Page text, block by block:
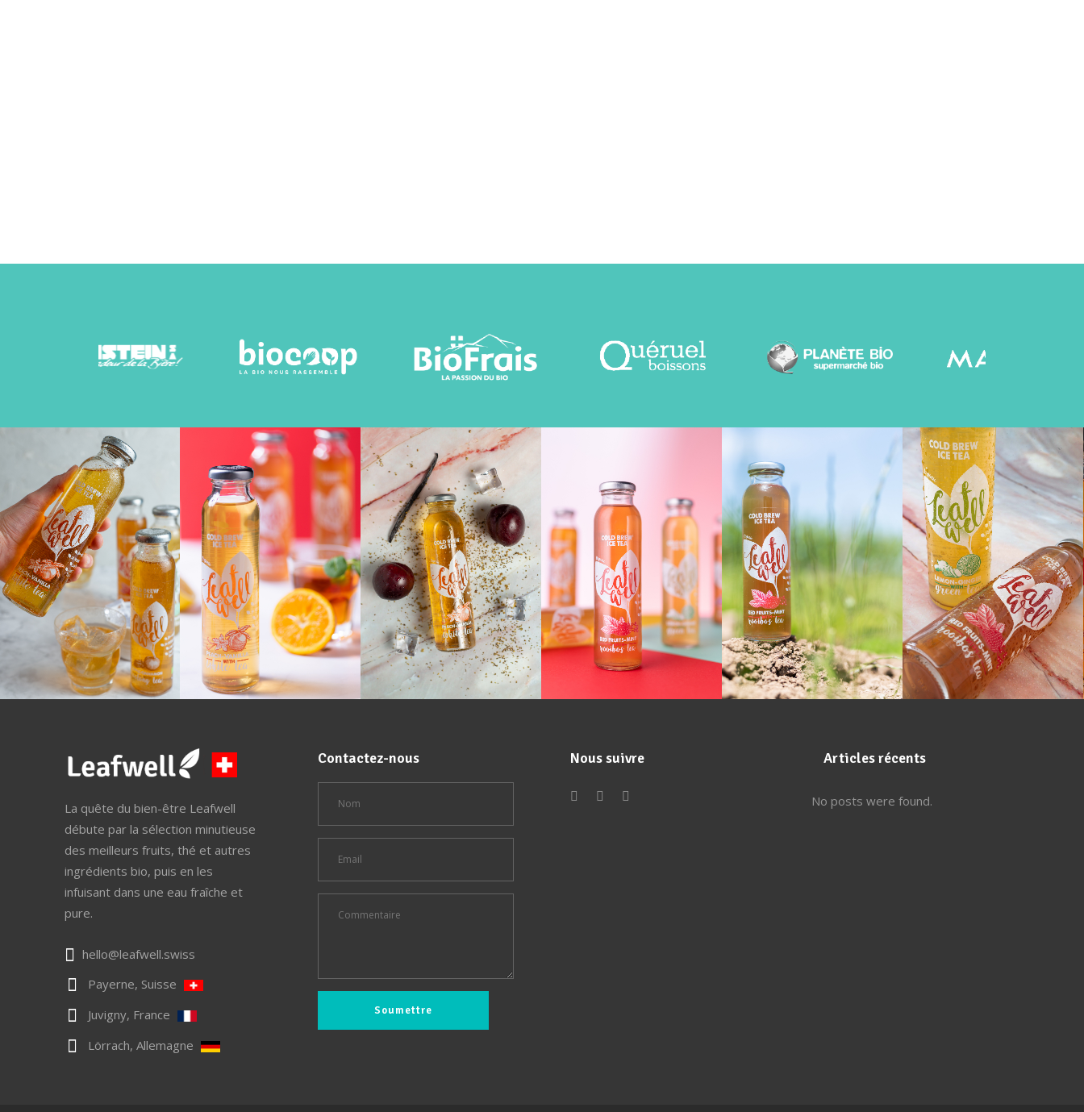
La quête du bien-être Leafwell
débute par la sélection minutieuse
des meilleurs fruits, thé et autres
ingrédients bio, puis en les
infuisant dans une eau fraîche et
pure.
hello@leafwell.swiss
Payerne, Suisse
Juvigny, France
Lörrach, Allemagne
Contactez-nous Nous suivre Articles récents
No posts were found.